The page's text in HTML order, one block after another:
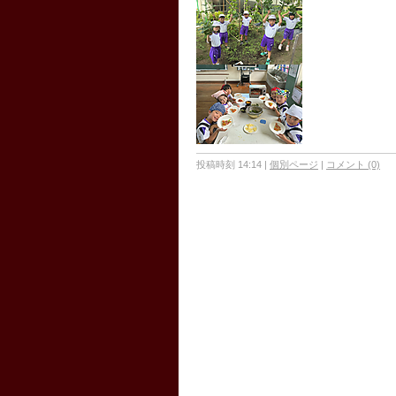
投稿時刻 14:14 | 個別ページ | コメント (0)